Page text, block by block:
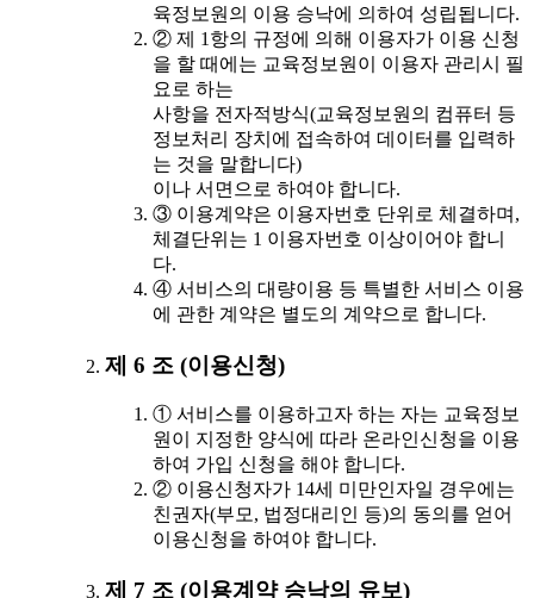
육정보원의 이용 승낙에 의하여 성립됩니다.
② 제 1항의 규정에 의해 이용자가 이용 신청
을 할 때에는 교육정보원이 이용자 관리시 필
요로 하는
사항을 전자적방식(교육정보원의 컴퓨터 등
정보처리 장치에 접속하여 데이터를 입력하
는 것을 말합니다)
이나 서면으로 하여야 합니다.
③ 이용계약은 이용자번호 단위로 체결하며,
체결단위는 1 이용자번호 이상이어야 합니
다.
④ 서비스의 대량이용 등 특별한 서비스 이용
에 관한 계약은 별도의 계약으로 합니다.
제 6 조 (이용신청)
① 서비스를 이용하고자 하는 자는 교육정보
원이 지정한 양식에 따라 온라인신청을 이용
하여 가입 신청을 해야 합니다.
② 이용신청자가 14세 미만인자일 경우에는
친권자(부모, 법정대리인 등)의 동의를 얻어
이용신청을 하여야 합니다.
제 7 조 (이용계약 승낙의 유보)